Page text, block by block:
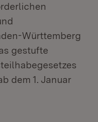
Württemberg
gestufte
dem 1. Januar